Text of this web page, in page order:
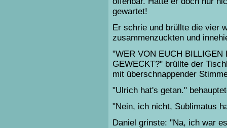
gewartet!
Er schrie und brüllte die vier
zusammenzuckten und
"WER VON EUCH BILLIGEN
GEWECKT?" brüllte der
mit überschnappender
"Ulrich hat's getan."
"Nein, ich nicht, Sublimatus
Daniel grinste: "Na, ich war